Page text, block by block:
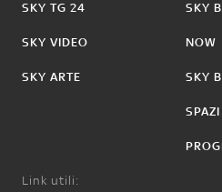
SKY TG 24
SKY VIDEO
SKY ARTE
SKY
NOW
SKY
Link utili: